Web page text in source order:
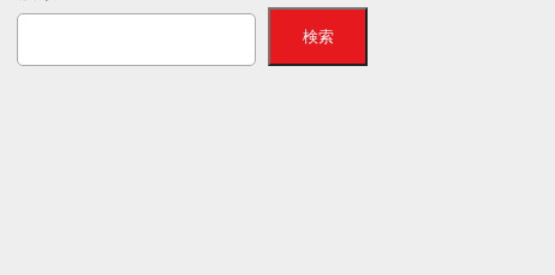
検索